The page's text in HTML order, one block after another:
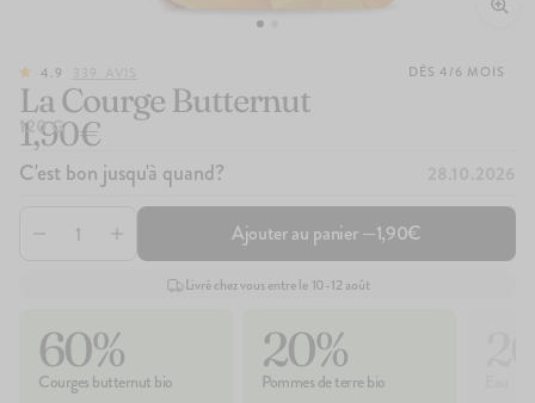
+10 +5
4.9 DÈS 4/6 MOIS
La Courge Butternut
1,90€
120 G
C'est bon jusqu'à quand?
Ajouter au panier —1,90€
Livré chez vous entre le 10-12 août
60%
Courges butternut bio
20%
Pommes de terre bio